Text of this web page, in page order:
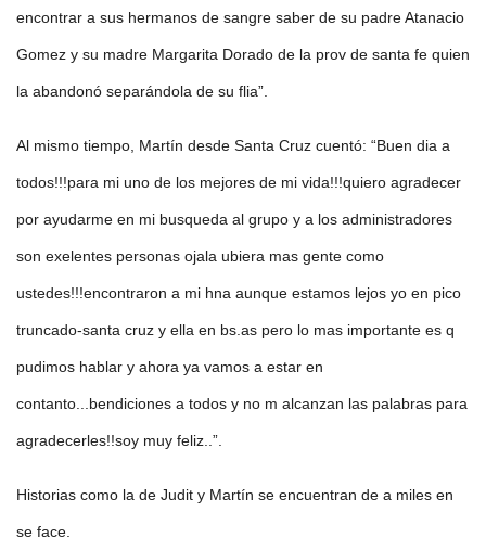
encontrar a sus hermanos de sangre saber de su padre Atanacio
Gomez y su madre Margarita Dorado de la prov de santa fe quien
la abandonó separándola de su flia”.
Al mismo tiempo, Martín desde Santa Cruz cuentó: “Buen dia a
todos!!!para mi uno de los mejores de mi vida!!!quiero agradecer
por ayudarme en mi busqueda al grupo y a los administradores
son exelentes personas ojala ubiera mas gente como
ustedes!!!encontraron a mi hna aunque estamos lejos yo en pico
truncado-santa cruz y ella en bs.as pero lo mas importante es q
pudimos hablar y ahora ya vamos a estar en
contanto...bendiciones a todos y no m alcanzan las palabras para
agradecerles!!soy muy feliz..”.
Historias como la de Judit y Martín se encuentran de a miles en
se face.